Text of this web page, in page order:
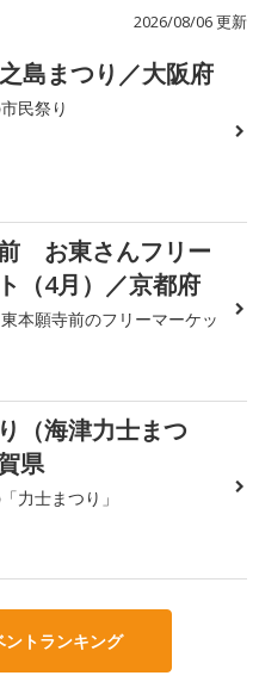
2026/08/06 更新
島まつり／大阪府
民祭り
お東さんフリー
（4月）／京都府
本願寺前のフリーマーケッ
（海津力士まつ
県
力士まつり」
トランキング